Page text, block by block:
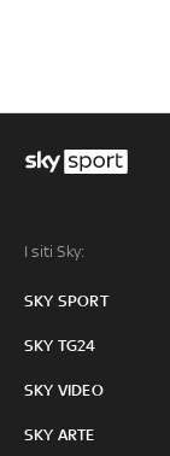
I siti Sky:
SKY SPORT
SKY TG24
SKY VIDEO
SKY ARTE